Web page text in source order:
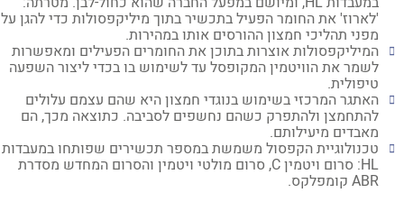
'לארוז' את החומר הפעיל בתכשיר בתוך מיליקפסולות כדי להגן עליו
מפני תהליכי חמצון ההורסים אותו במהירות.
המיליקפסולות אוצרות בתוכן את החומרים הפעילים ומאפשרות
לשמר את הוויטמין המקופסל עד לשימוש בו בכדי ליצור השפעה
טיפולית.
האתגר המרכזי בשימוש בנוגדי חמצון היא שהם עצמם עלולים
להתחמצן ולהתפרק כשהם נחשפים לסביבה. כתוצאה מכך, הם
מאבדים מיעילותם.
טכנולוגיית הקפסול משמשת במספר תכשירים שפותחו במעבדות
HL: סרום ויטמין C, סרום מולטי ויטמין והסרום המחדש מסדרת
ABR קומפלקס.